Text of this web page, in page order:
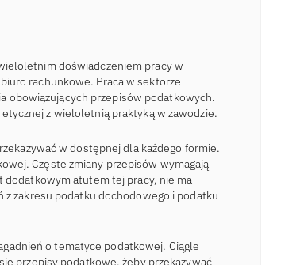
doświadczeniem pracy w
rachunkowe. Praca w sektorze
obowiązujących przepisów podatkowych.
z wieloletnią praktyką w zawodzie.
w dostępnej dla każdego formie.
Częste zmiany przepisów wymagają
atutem tej pracy, nie ma
z zakresu podatku dochodowego i podatku
o tematyce podatkowej. Ciągle
przepisy podatkowe, żeby przekazywać